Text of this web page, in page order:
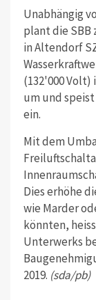
Unabhängig
plant die SBB
in Altendorf
(132'000
um und
ein.
Mit dem
Dies erhöhe
wie Marder
könnten,
Unterwerks
2019. (sda/pb)